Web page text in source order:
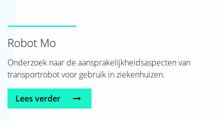
Robot Mo
Onderzoek naar de aansprakelijkheidsaspecten van
transportrobot voor gebruik in ziekenhuizen.
Lees verder